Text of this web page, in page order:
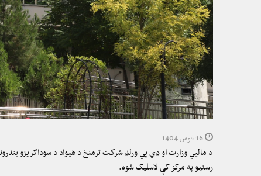
16 قوس 1404
د ماليي وزارت او ډي پي ورلډ شركت ترمنځ د هیواد د سوداګریزو
رسنیو په مرکز کې لاسلیک شوه.